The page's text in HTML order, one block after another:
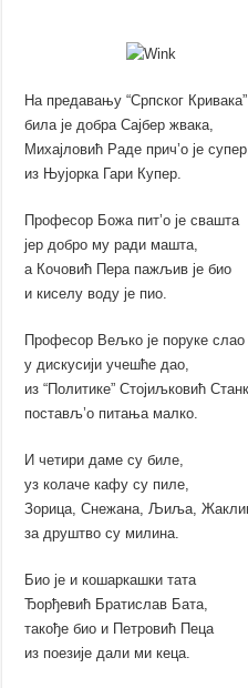
На предавању “Српског Кривака”
била је добра Сајбер жвака,
Михајловић Раде прич’о је
из Њујорка Гари Купер.
Професор Божа пит’о је свашта
јер добро му ради машта,
а Кочовић Пера пажљив је био
и киселу воду је пио.
Професор Вељко је поруке слао
у дискусији учешће дао,
из “Политике” Стојиљковић
постављ’о питања малко.
И четири даме су биле,
уз колаче кафу су пиле,
Зорица, Снежана, Љиља,
за друштво су милина.
Био је и кошаркашки тата
Ђорђевић Братислав Бата,
такође био и Петровић Пеца
из поезије дали ми кеца.